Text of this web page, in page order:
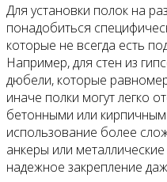
Для установки полок на
понадобиться
которые не всегда есть
Например, для стен из
дюбели, которые
иначе полки могут легко
бетонными или
использование более
анкеры или
надежное закрепление